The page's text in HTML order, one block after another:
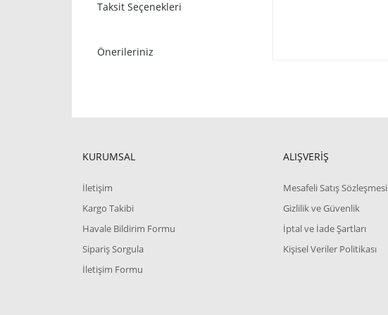
Taksit Seçenekleri
Önerileriniz
KURUMSAL
İletişim
Kargo Takibi
Havale Bildirim Formu
Sipariş Sorgula
İletişim Formu
ALIŞVERİŞ
Mesafeli Satış Sözleşmesi
Gizlilik ve Güvenlik
İptal ve İade Şartları
Kişisel Veriler Politikası